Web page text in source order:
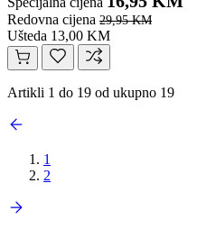
Redovna cijena 29,95 KM
Ušteda 13,00 KM
Artikli 1 do 19 od ukupno 19
1
2